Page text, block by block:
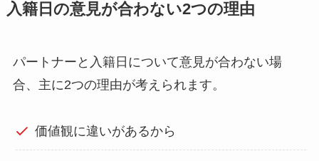
入籍日の意見が合わない2つの理由
パートナーと入籍日について意見が合わない場
合、主に2つの理由が考えられます。
価値観に違いがあるから